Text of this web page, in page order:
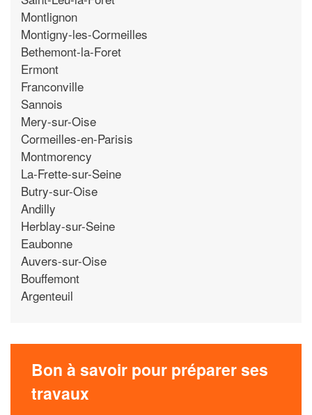
Montlignon
Montigny-les-Cormeilles
Bethemont-la-Foret
Ermont
Franconville
Sannois
Mery-sur-Oise
Cormeilles-en-Parisis
Montmorency
La-Frette-sur-Seine
Butry-sur-Oise
Andilly
Herblay-sur-Seine
Eaubonne
Auvers-sur-Oise
Bouffemont
Argenteuil
Bon à savoir pour préparer ses
travaux